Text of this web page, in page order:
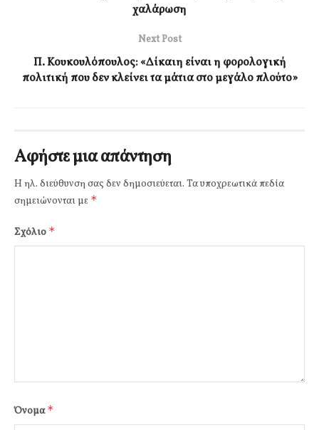
χαλάρωση
Next Post
Π. Κουκουλόπουλος: «Δίκαιη είναι η φορολογική
πολιτική που δεν κλείνει τα μάτια στο μεγάλο πλούτο»
Αφήστε μια απάντηση
Η ηλ. διεύθυνση σας δεν δημοσιεύεται. Τα υποχρεωτικά πεδία
σημειώνονται με *
Σχόλιο *
Όνομα*